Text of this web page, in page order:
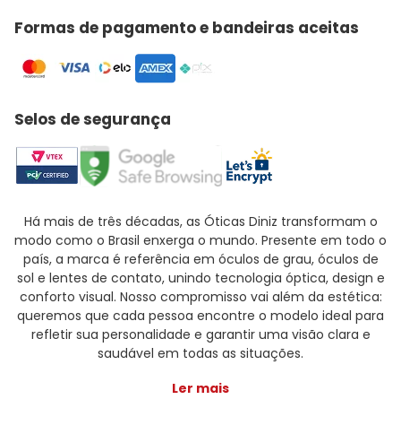
Formas de pagamento e bandeiras aceitas
Selos de segurança
Há mais de três décadas, as Óticas Diniz transformam o
modo como o Brasil enxerga o mundo. Presente em todo o
país, a marca é referência em óculos de grau, óculos de
sol e lentes de contato, unindo tecnologia óptica, design e
conforto visual. Nosso compromisso vai além da estética:
queremos que cada pessoa encontre o modelo ideal para
refletir sua personalidade e garantir uma visão clara e
saudável em todas as situações.
Ler mais